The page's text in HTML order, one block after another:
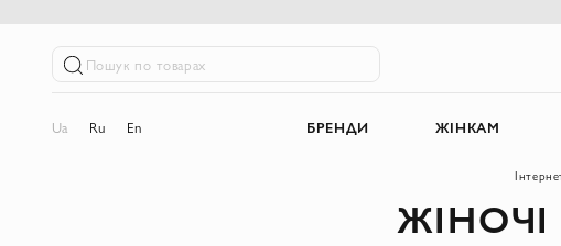
Пошук по товарах
Ua Ru En БРЕНДИ ЖІНКАМ